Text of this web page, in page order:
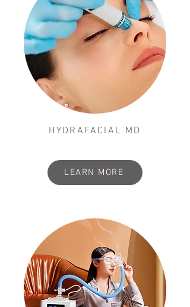
HYDRAFACIAL MD
LEARN MORE